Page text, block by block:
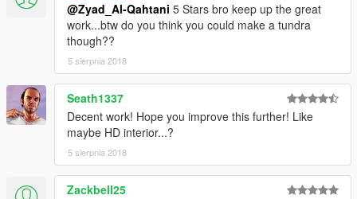
@Zyad_Al-Qahtani 5 Stars bro keep up the great
work...btw do you think you could make a tundra
though??
5 sierpnia 2018
Seath1337
Decent work! Hope you improve this further! Like
maybe HD interior...?
5 sierpnia 2018
Zackbell25